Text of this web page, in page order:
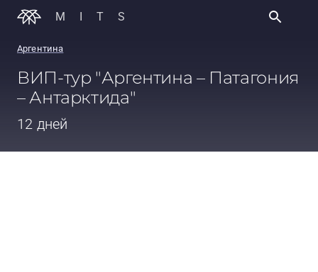
MITS
Аргентина
ВИП-тур "Аргентина – Патагония
– Антарктида"
12 дней